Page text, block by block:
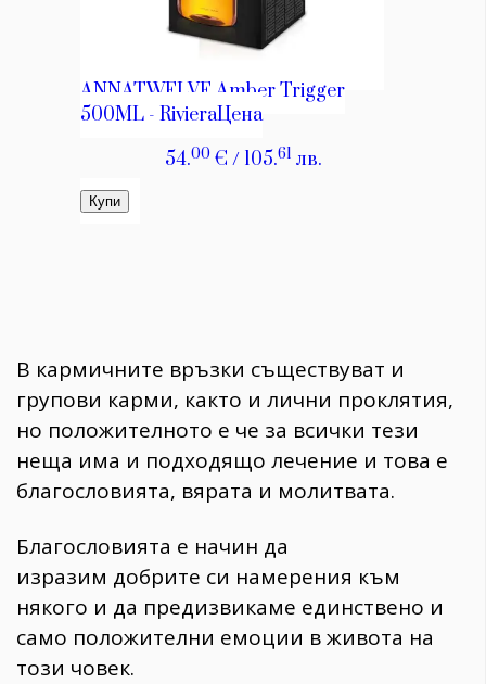
В кармичните връзки съществуват и
групови карми, както и лични проклятия,
но положителното е че за всички тези
неща има и подходящо лечение и това е
благословията, вярата и молитвата.
Благословията е начин да
изразим добрите си намерения към
някого и да предизвикаме единствено и
само положителни емоции в живота на
този човек.